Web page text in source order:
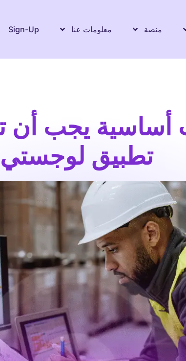
منصة معلومات عنا Sign-Up
أساسية يجب
تطبيق لوجستي